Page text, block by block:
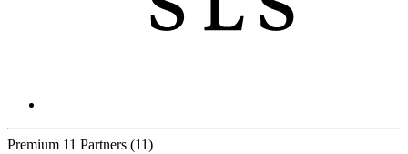
Premium 11 Partners (11)